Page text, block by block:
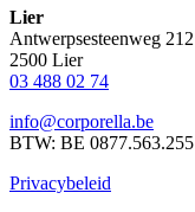
Lier
Antwerpsesteenweg 212
2500 Lier
03 488 02 74
info@corporella.be
BTW: BE 0877.563.255
Privacybeleid